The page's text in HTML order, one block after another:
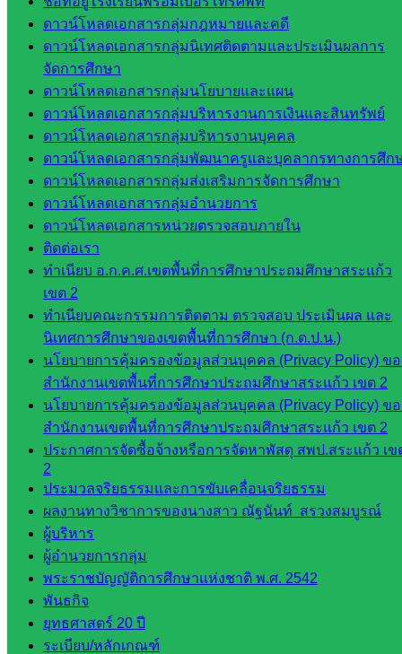
ดาวน์โหลดเอกสารกลุ่มกฎหมายและคดี
ดาวน์โหลดเอกสารกลุ่มนิเทศติดตามและประเมินผลการ
จัดการศึกษา
ดาวน์โหลดเอกสารกลุ่มนโยบายและแผน
ดาวน์โหลดเอกสารกลุ่มบริหารงานการเงินและสินทรัพย์
ดาวน์โหลดเอกสารกลุ่มบริหารงานบุคคล
ดาวน์โหลดเอกสารกลุ่มพัฒนาครูและบุคลากรทางการศึก
ดาวน์โหลดเอกสารกลุ่มส่งเสริมการจัดการศึกษา
ดาวน์โหลดเอกสารกลุ่มอำนวยการ
ดาวน์โหลดเอกสารหน่วยตรวจสอบภายใน
ติดต่อเรา
ทำเนียบ อ.ก.ค.ศ.เขตพื้นที่การศึกษาประถมศึกษาสระแก้ว
เขต 2
ทำเนียบคณะกรรมการติดตาม ตรวจสอบ ประเมินผล และ
นิเทศการศึกษาของเขตพื้นที่การศึกษา (ก.ต.ป.น.)
นโยบายการคุ้มครองข้อมูลส่วนบุคคล (Privacy Policy) ข
สำนักงานเขตพื้นที่การศึกษาประถมศึกษาสระแก้ว เขต 2
นโยบายการคุ้มครองข้อมูลส่วนบุคคล (Privacy Policy) ข
สำนักงานเขตพื้นที่การศึกษาประถมศึกษาสระแก้ว เขต 2
ประกาศการจัดซื้อจ้างหรือการจัดหาพัสดุ สพป.สระแก้ว เข
2
ประมวลจริยธรรมและการขับเคลื่อนจริยธรรม
ผลงานทางวิชาการของนางสาว ณัฐนันท์ สรวงสมบูรณ์
ผู้บริหาร
ผู้อำนวยการกลุ่ม
พระราชบัญญัติการศึกษาแห่งชาติ พ.ศ. 2542
พันธกิจ
ยุทธศาสตร์ 20 ปี
ระเบียบ/หลักเกณฑ์
กลุ่
มอำนวย
การ
กลุ่ม
บริหาร
งานงาน
เงินและ
สินทรัพย์
กลุ่มน
โยบาย
และแผน
กลุ่มส่ง
เสริมการ
จัดการ
ศึกษา
กลุ่ม
บริหาร
งาน
บุคคล
กลุ่ม
พัฒนาครู
และบุ
คลากรฯ
กลุ่มนิ
เทศ
ติดตาม
และประ
เมินผลฯ